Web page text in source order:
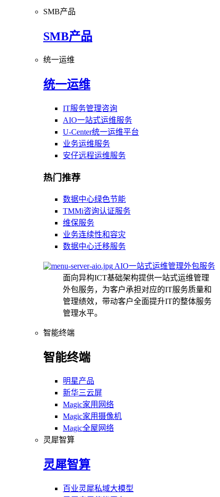
SMB产品
SMB产品
统一运维
统一运维
IT服务管理咨询
AIO一站式运维服务
U-Center统一运维平台
业务运维服务
安仔远程运维服务
热门推荐
数据中心绿色节能
TMMi咨询认证服务
维保服务
业务连续性和容灾
数据中心迁移服务
AIO一站式运维管理外包服务
面向异构ICT基础架构提供一站式运维管理
外包服务，为客户承担对应的IT服务质量和
管理绩效，带动客户全面提升IT的整体服务
管理水平。
智能终端
智能终端
明星产品
新华三云屏
Magic家用网络
Magic家用摄像机
Magic全屋网络
灵犀智算
灵犀智算
百业灵犀私域大模型